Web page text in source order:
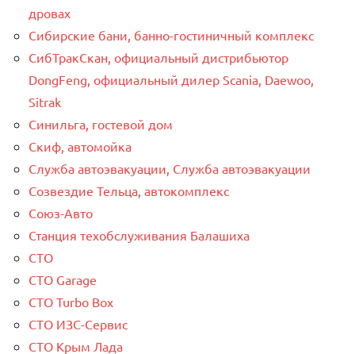
дровах
Сибирские бани, банно-гостиничный комплекс
СибТракСкан, официальный дистрибьютор
DongFeng, официальный дилер Scania, Daewoo,
Sitrak
Синильга, гостевой дом
Скиф, автомойка
Служба автоэвакуации, Служба автоэвакуации
Созвездие Тельца, автокомплекс
Союз-Авто
Станция техобслуживания Балашиха
СТО
СТО Garage
СТО Turbo Box
СТО ИЗС-Сервис
СТО Крым Лада